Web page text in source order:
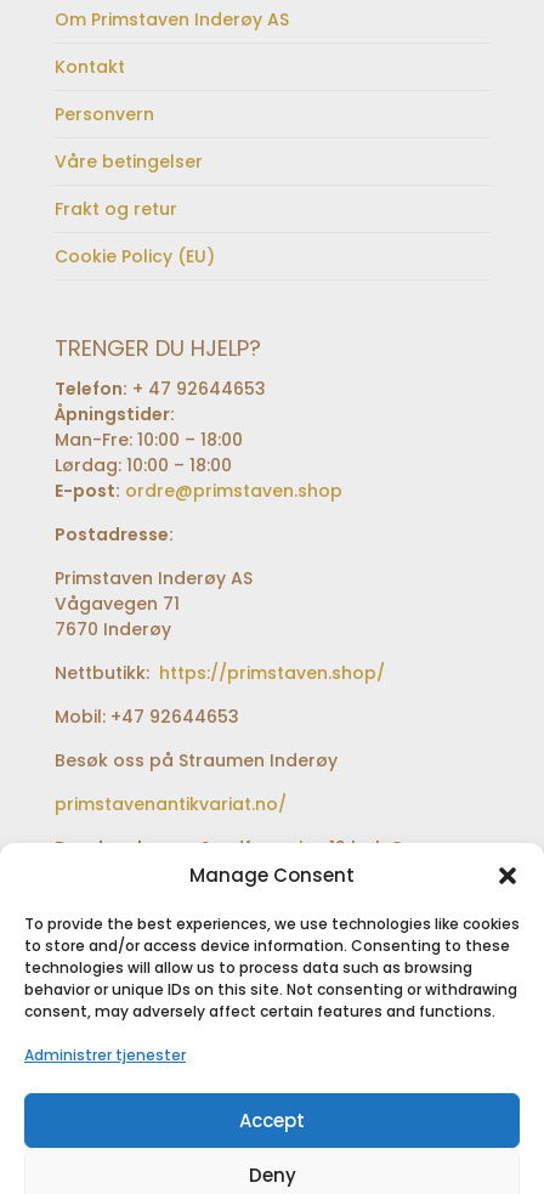
Manage Consent
To provide the best experiences, we use technologies like cookies
to store and/or access device information. Consenting to these
technologies will allow us to process data such as browsing
behavior or unique IDs on this site. Not consenting or withdrawing
consent, may adversely affect certain features and functions.
Administrer tjenester
Accept
Deny
Om Primstaven Inderøy AS
Kontakt
Personvern
Våre betingelser
Frakt og retur
Cookie Policy (EU)
TRENGER DU HJELP?
Telefon: + 47 92644653
Åpningstider:
Man-Fre: 10:00 – 18:00
Lørdag: 10:00 – 18:00
E-post: ordre@primstaven.shop
Postadresse:
Primstaven Inderøy AS
Vågavegen 71
7670 Inderøy
Nettbutikk: https://primstaven.shop/
Mobil: +47 92644653
Besøk oss på Straumen Inderøy
primstavenantikvariat.no/
Besøksadresse:Sundfærveien 12 bak Coop
extra og Shell bensinstasjon
SIKKER BETALING